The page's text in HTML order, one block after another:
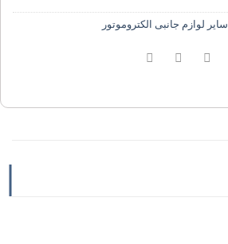
سایر لوازم جانبی الکتروموتور